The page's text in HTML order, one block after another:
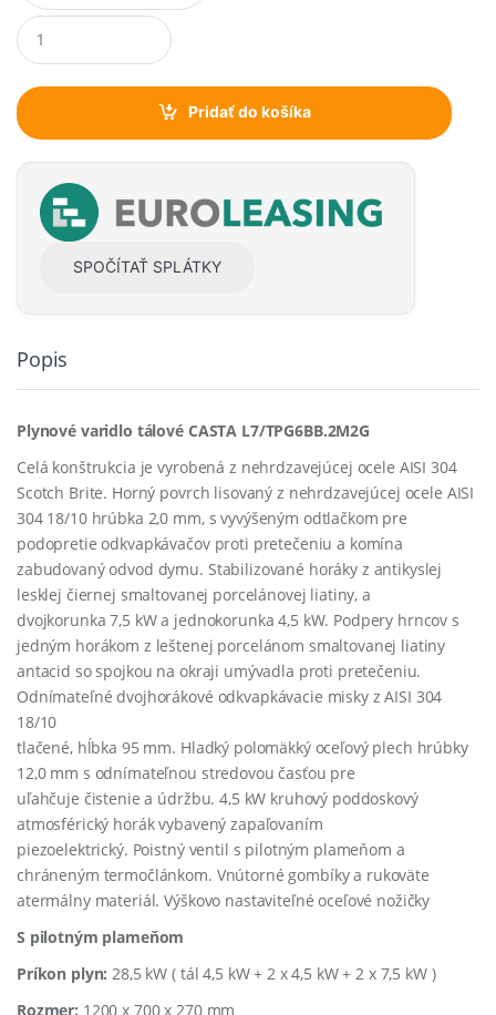
Q
u
a
t
i
y
Pridať do košíka
SPOČÍTAŤ SPLÁTKY
Popis
Plynové varidlo tálové CASTA L7/TPG6BB.2M2G
Celá konštrukcia je vyrobená z nehrdzavejúcej ocele AISI 304
Scotch Brite. Horný povrch lisovaný z nehrdzavejúcej ocele AISI
304 18/10 hrúbka 2,0 mm, s vyvýšeným odtlačkom pre
podopretie odkvapkávačov proti pretečeniu a komína
zabudovaný odvod dymu. Stabilizované horáky z antikyslej
lesklej čiernej smaltovanej porcelánovej liatiny, a
dvojkorunka 7,5 kW a jednokorunka 4,5 kW. Podpery hrncov s
jedným horákom z leštenej porcelánom smaltovanej liatiny
antacid so spojkou na okraji umývadla proti pretečeniu.
Odnímateľné dvojhorákové odkvapkávacie misky z AISI 304
18/10
tlačené, hĺbka 95 mm. Hladký polomäkký oceľový plech hrúbky
12,0 mm s odnímateľnou stredovou časťou pre
uľahčuje čistenie a údržbu. 4,5 kW kruhový poddoskový
atmosférický horák vybavený zapaľovaním
piezoelektrický. Poistný ventil s pilotným plameňom a
chráneným termočlánkom. Vnútorné gombíky a rukoväte
atermálny materiál. Výškovo nastaviteľné oceľové nožičky
S pilotným plameňom
Príkon plyn: 28,5 kW ( tál 4,5 kW + 2 x 4,5 kW + 2 x 7,5 kW )
Rozmer: 1200 x 700 x 270 mm